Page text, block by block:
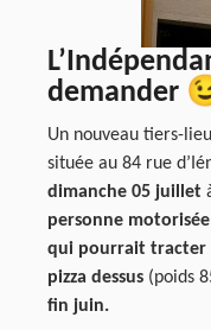
demander
Un nouveau tiers-
située au 84 rue
dimanche 05 juillet
personne
qui pourrait tracter
pizza dessus (poids
fin juin.